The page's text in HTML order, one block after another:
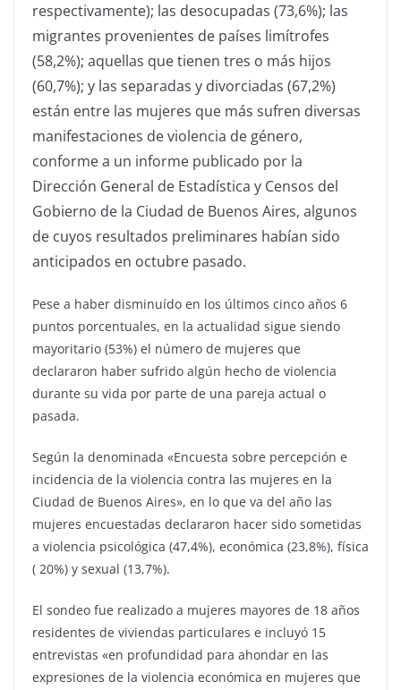
respectivamente); las desocupadas (73,6%); las
migrantes provenientes de países limítrofes
(58,2%); aquellas que tienen tres o más hijos
(60,7%); y las separadas y divorciadas (67,2%)
están entre las mujeres que más sufren diversas
manifestaciones de violencia de género,
conforme a un informe publicado por la
Dirección General de Estadística y Censos del
Gobierno de la Ciudad de Buenos Aires, algunos
de cuyos resultados preliminares habían sido
anticipados en octubre pasado.
Pese a haber disminuído en los últimos cinco años 6
puntos porcentuales, en la actualidad sigue siendo
mayoritario (53%) el número de mujeres que
declararon haber sufrido algún hecho de violencia
durante su vida por parte de una pareja actual o
pasada.
Según la denominada «Encuesta sobre percepción e
incidencia de la violencia contra las mujeres en la
Ciudad de Buenos Aires», en lo que va del año las
mujeres encuestadas declararon hacer sido sometidas
a violencia psicológica (47,4%), económica (23,8%), física
( 20%) y sexual (13,7%).
El sondeo fue realizado a mujeres mayores de 18 años
residentes de viviendas particulares e incluyó 15
entrevistas «en profundidad para ahondar en las
expresiones de la violencia económica en mujeres que